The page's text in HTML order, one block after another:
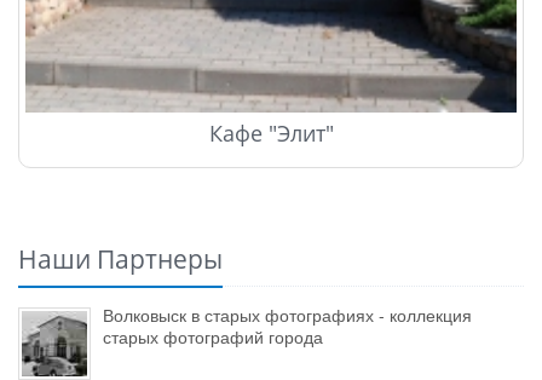
Кафе "Элит"
Наши Партнеры
Волковыск в старых фотографиях - коллекция
старых фотографий города